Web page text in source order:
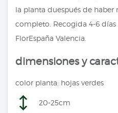
la planta duespués de haber
completo. Recogida 4-6
FlorEspaña Valencia.
dimensiones y
color planta: hojas verdes
20-25cm